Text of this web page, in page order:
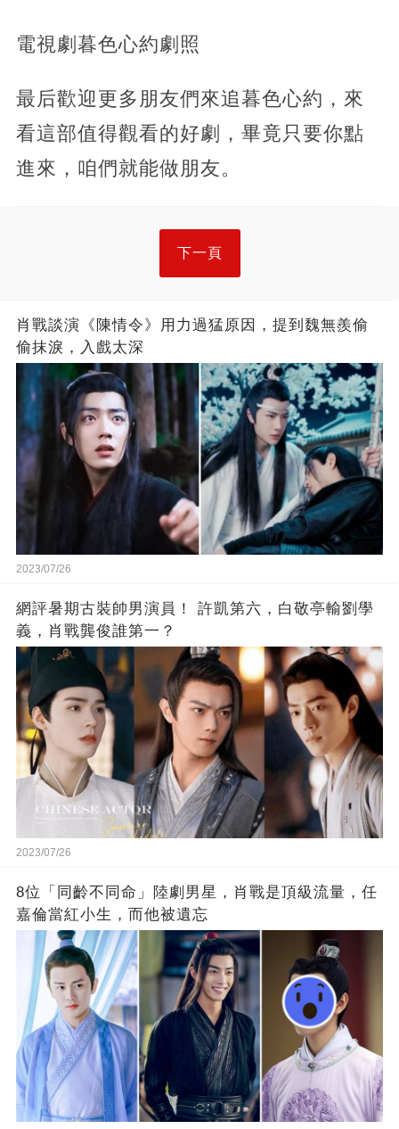
電視劇暮色心約劇照
最后歡迎更多朋友們來追暮色心約，來
看這部值得觀看的好劇，畢竟只要你點
進來，咱們就能做朋友。
下一頁
肖戰談演《陳情令》用力過猛原因，提到魏無羨偷
偷抹淚，入戲太深
2023/07/26
網評暑期古裝帥男演員！ 許凱第六，白敬亭輸劉學
義，肖戰龔俊誰第一？
2023/07/26
8位「同齡不同命」陸劇男星，肖戰是頂級流量，任
嘉倫當紅小生，而他被遺忘